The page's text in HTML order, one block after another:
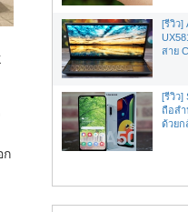
ก
[รีวิว]
สาย
[รีวิว]
ถือส
ด้วยก